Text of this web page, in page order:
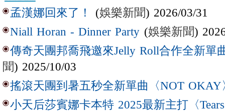
孟漢娜回來了！ (娛樂新聞) 2026/03/31
Niall Horan - Dinner Party (娛樂新聞)
傳奇天團邦喬飛邀來Jelly Roll合作全新單
聞) 2025/10/03
搖滾天團到暑五秒全新單曲〈NOT OKAY
小天后莎賓娜卡本特 2025最新主打〈